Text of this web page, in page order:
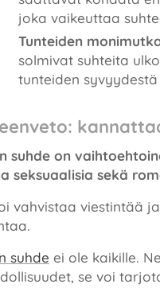
joka vaikeuttaa
Tunteiden
solmivat suhteita
tunteiden
suhde on
seksuaalisia sekä
vahvistaa viestintää
suhde ei ole kaikille.
se voi